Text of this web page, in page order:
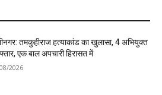
तमकुहीराज हत्याकांड का खुलासा, 4 अभियुक्त
एक बाल अपचारी हिरासत में
2026